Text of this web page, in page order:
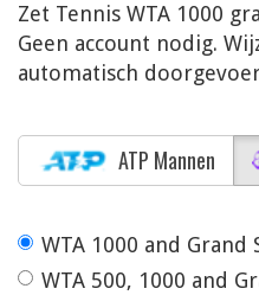
Zet Tennis WTA 1000
Geen account nodig.
automatisch
ATP Mannen
WTA 1000 and Grand
WTA 500, 1000 and